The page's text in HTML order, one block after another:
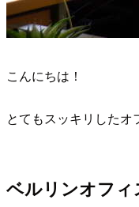
こんにちは！
とてもスッキリしたオ
ベルリンオフ